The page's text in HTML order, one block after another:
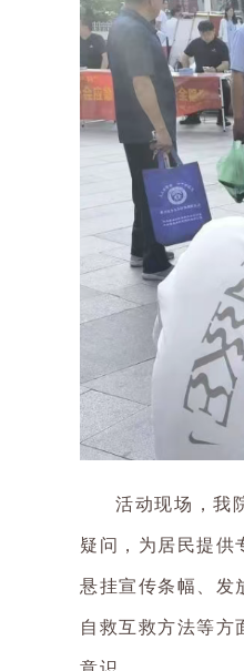
活动现场，我
疑问，为居民提供
悬挂宣传条幅、发
自救互救方法等方